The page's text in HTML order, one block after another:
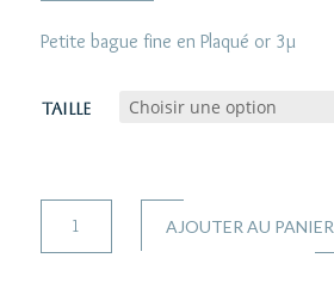
Petite bague fine en Plaqué or 3µ
Taille
AJOUTER AU PANIER